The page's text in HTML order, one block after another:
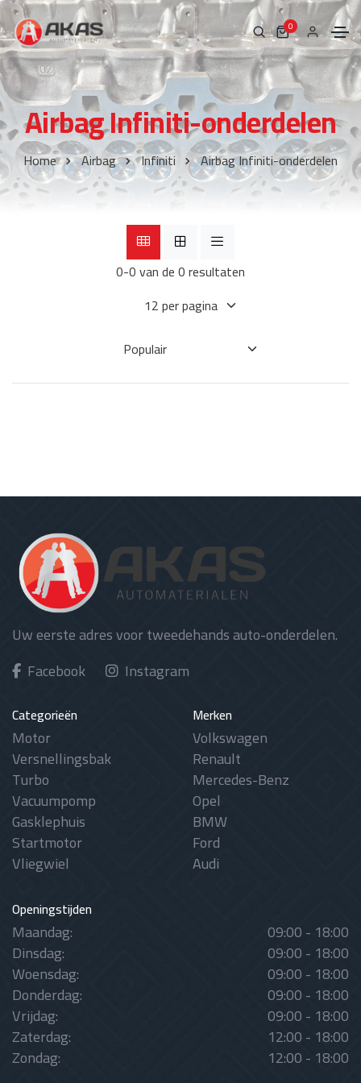
0
Airbag Infiniti-onderdelen
Home Airbag Infiniti Airbag Infiniti-onderdelen
0-0 van de 0 resultaten
Uw eerste adres voor tweedehands auto-onderdelen.
Facebook
Instagram
Categorieën
Motor
Versnellingsbak
Turbo
Vacuumpomp
Gasklephuis
Startmotor
Vliegwiel
Merken
Volkswagen
Renault
Mercedes-Benz
Opel
BMW
Ford
Audi
Openingstijden
Maandag: 09:00 - 18:00
Dinsdag: 09:00 - 18:00
Woensdag: 09:00 - 18:00
Donderdag: 09:00 - 18:00
Vrijdag: 09:00 - 18:00
Zaterdag: 12:00 - 18:00
Zondag: 12:00 - 18:00